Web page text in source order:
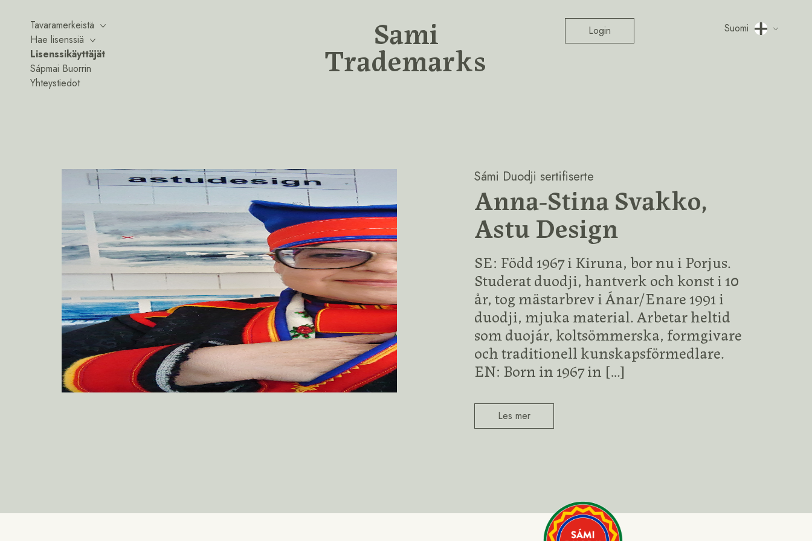
Tavaramerkeistä
Hae lisenssiä
Lisenssikäyttäjät
Sápmai Buorrin
Yhteystiedot
Sami
Trademarks
Login Suomi
Sámi Duodji sertifiserte
Anna-Stina Svakko,
Astu Design
SE: Född 1967 i Kiruna, bor nu i Porjus.
Studerat duodji, hantverk och konst i 10
år, tog mästarbrev i Ánar/Enare 1991 i
duodji, mjuka material. Arbetar heltid
som duojár, koltsömmerska, formgivare
och traditionell kunskapsförmedlare.
EN: Born in 1967 in […]
Les mer